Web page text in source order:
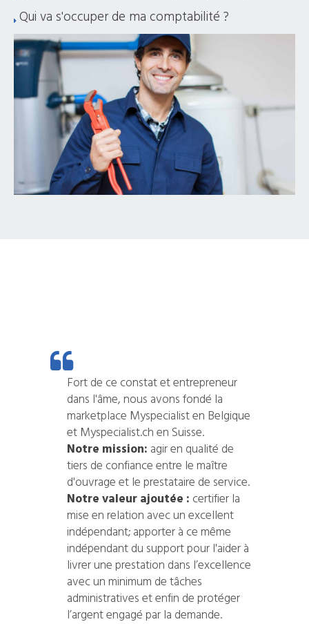
Qui va s'occuper de ma comptabilité ?
Fort de ce constat et entrepreneur
dans l'âme, nous avons fondé la
marketplace Myspecialist en Belgique
et Myspecialist.ch en Suisse.
Notre mission: agir en qualité de
tiers de confiance entre le maître
d'ouvrage et le prestataire de service.
Notre valeur ajoutée : certifier la
mise en relation avec un excellent
indépendant; apporter à ce même
indépendant du support pour l'aider à
livrer une prestation dans l’excellence
avec un minimum de tâches
administratives et enfin de protéger
l’argent engagé par la demande.